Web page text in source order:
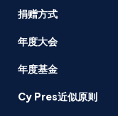
捐赠方式
年度大会
年度基金
Cy Pres近似原则